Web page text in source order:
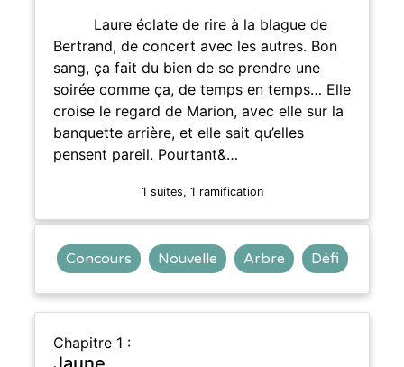
Laure éclate de rire à la blague de
Bertrand, de concert avec les autres. Bon
sang, ça fait du bien de se prendre une
soirée comme ça, de temps en temps… Elle
croise le regard de Marion, avec elle sur la
banquette arrière, et elle sait qu’elles
pensent pareil. Pourtant&…
1 suites, 1 ramification
Concours Nouvelle Arbre Défi
Chapitre 1 :